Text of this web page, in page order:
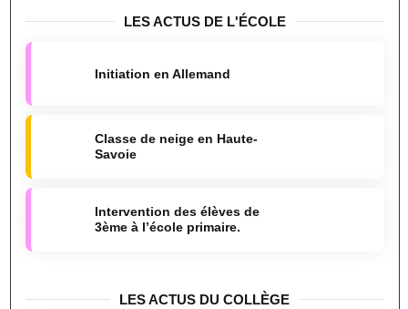
LES ACTUS DE L'ÉCOLE
Initiation en Allemand
Classe de neige en Haute-
Savoie
Intervention des élèves de
3ème à l’école primaire.
LES ACTUS DU COLLÈGE